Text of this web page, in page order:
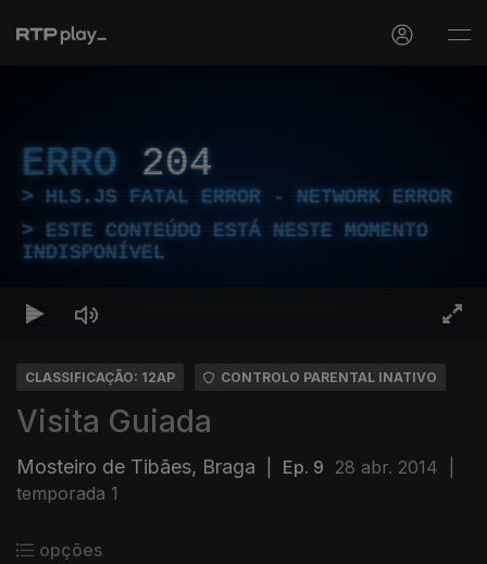
ERRO 204
HLS.JS FATAL ERROR - NETWORK ERROR
ESTE CONTEÚDO ESTÁ NESTE MOMENTO
INDISPONÍVEL
CLASSIFICAÇÃO: 12AP CONTROLO PARENTAL INATIVO
Visita Guiada
Mosteiro de Tibães, Braga Ep. 9 28 abr. 2014
temporada 1
opções